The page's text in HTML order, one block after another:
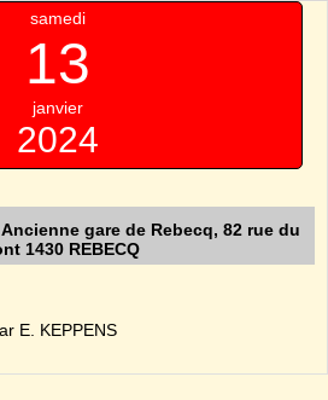
samedi
13
janvier
2024
Ancienne gare de Rebecq, 82 rue du
1430 REBECQ
E. KEPPENS